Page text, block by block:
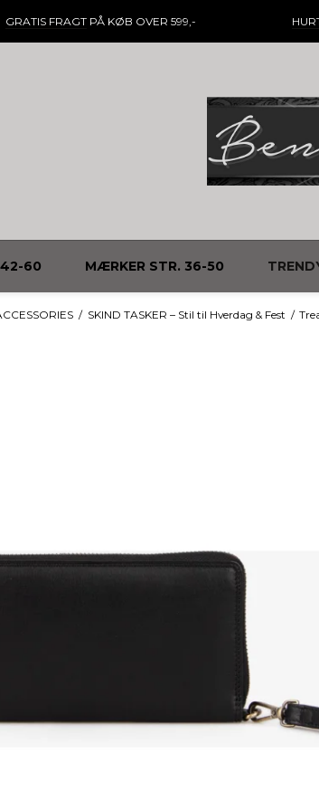
GRATIS FRAGTPÅ KØB OVER 599,-
42-60 MÆRKER STR. 36-50
/ SKIND TASKER – Stil til Hverdag & Fest /